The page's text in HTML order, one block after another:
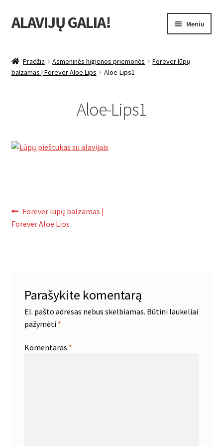
Pereiti
prie
Pereiti
prie
ALAVIJŲ GALIA! Meniu
Nuolaidos
Pradžia Asmeninės higienos priemonės
Forever lūpų
balzamas | Forever Aloe Lips
Aloe-Lips1
Aloe-Lips1
Navigacija
tarp
Ankstenis
įrašas:
Forever lūpų balzamas |
Forever Aloe Lips
Parašykite komentarą
El. pašto adresas nebus skelbiamas. Būtini laukeliai
pažymėti *
Komentaras *